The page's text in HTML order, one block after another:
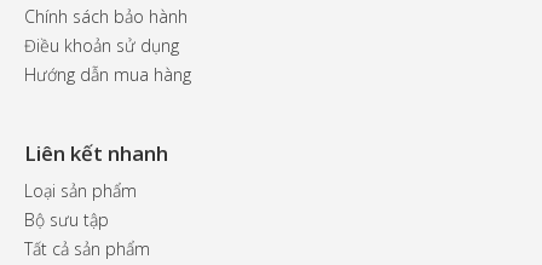
Chính sách bảo hành
Điều khoản sử dụng
Hướng dẫn mua hàng
Liên kết nhanh
Loại sản phẩm
Bộ sưu tập
Tất cả sản phẩm